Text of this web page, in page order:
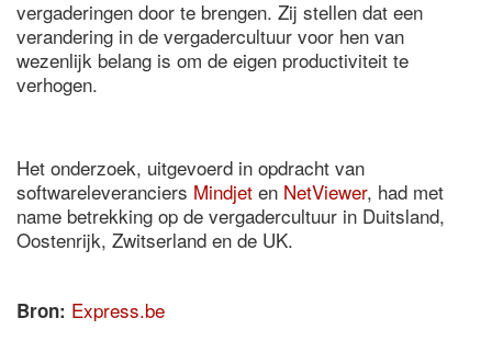
vergaderingen door te brengen. Zij stellen dat een
verandering in de vergadercultuur voor hen van
wezenlijk belang is om de eigen productiviteit te
verhogen.
Het onderzoek, uitgevoerd in opdracht van
softwareleveranciers Mindjet en NetViewer, had met
name betrekking op de vergadercultuur in Duitsland,
Oostenrijk, Zwitserland en de UK.
Bron: Express.be